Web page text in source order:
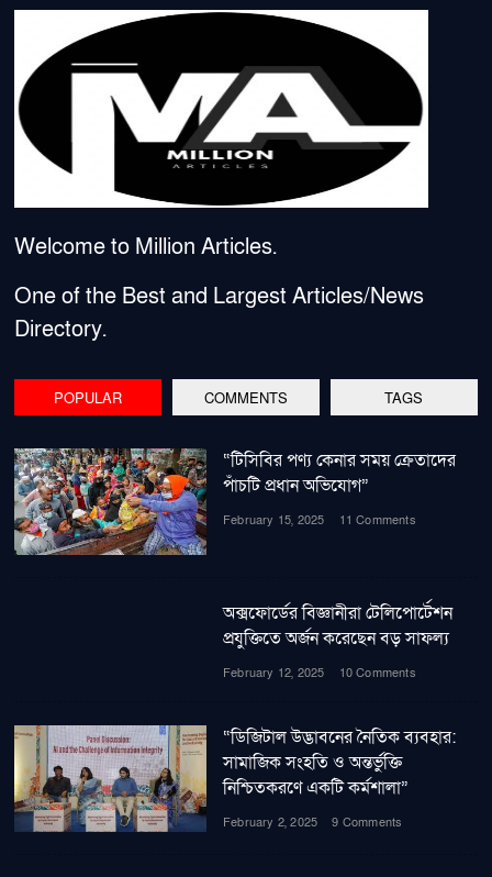
শিশুদের
মানসিক
Welcome to Million Articles.
One of the Best and Largest Articles/News
Directory.
POPULAR COMMENTS TAGS
“টিসিবির পণ্য কেনার সময় ক্রেতাদের
পাঁচটি প্রধান অভিযোগ”
February 15, 2025 11 Comments
অক্সফোর্ডের বিজ্ঞানীরা টেলিপোর্টেশন
প্রযুক্তিতে অর্জন করেছেন বড় সাফল্য
February 12, 2025 10 Comments
“ডিজিটাল উদ্ভাবনের নৈতিক ব্যবহার:
সামাজিক সংহতি ও অন্তর্ভুক্তি
নিশ্চিতকরণে একটি কর্মশালা”
February 2, 2025 9 Comments